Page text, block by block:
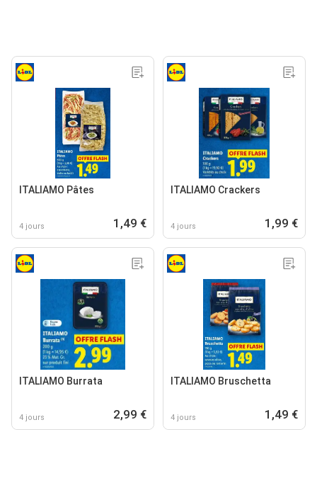
ITALIAMO Pâtes
4 jours 1,49 €
ITALIAMO Crackers
4 jours 1,99 €
ITALIAMO Burrata
4 jours 2,99 €
ITALIAMO Bruschetta
4 jours 1,49 €